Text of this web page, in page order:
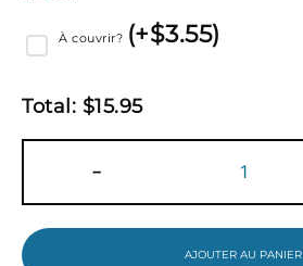
À couvrir? (+$3.55)
Total: $15.95
-
de
Bet
You
AJOUTER AU PANIER